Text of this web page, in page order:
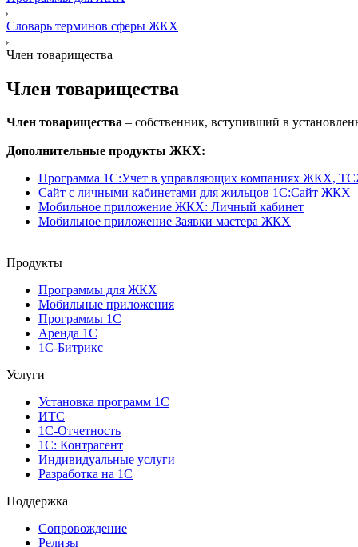
Словарь терминов сферы ЖКХ
Член товарищества
Член товарищества
Член товарищества – собственник, вступивший в
Дополнительные продукты ЖКХ:
Программа 1C:Учет в управляющих компаниях ЖКХ,
Сайт с личными кабинетами для жильцов 1С:Сайт ЖКХ
Мобильное приложение ЖКХ: Личный кабинет
Мобильное приложение Заявки мастера ЖКХ
Продукты
Программы для ЖКХ
Мобильные приложения
Программы 1С
Аренда 1С
1С-Битрикс
Услуги
Установка программ 1С
ИТС
1С-Отчетность
1С: Контрагент
Индивидуальные услуги
Разработка на 1С
Поддержка
Сопровождение
Релизы